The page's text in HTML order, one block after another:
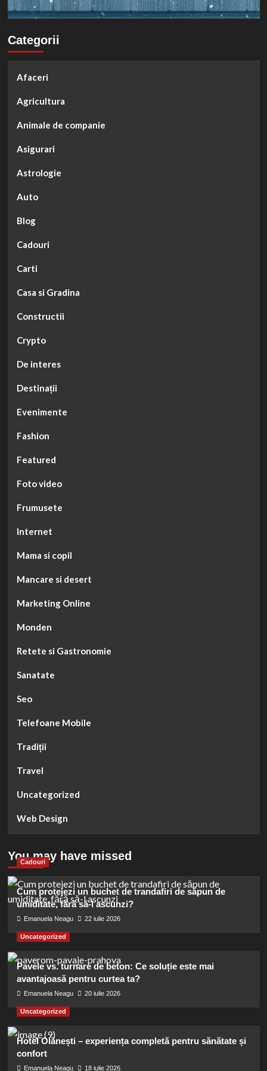
Categorii
Afaceri
Agricultura
Animale de companie
Asigurari
Astrologie
Auto
Blog
Cadouri
Carti
Casa si Gradina
Constructii
Crypto
De interes
Destinații
Evenimente
Fashion
Featured
Foto video
Frumusete
Internet
Mama si copil
Mancare si desert
Marketing Online
Monden
Retete si Gastronomie
Sanatate
Seo
Telefoane Mobile
Tradiții
Travel
Uncategorized
Web Design
You may have missed
Cadouri
Cum protejezi un buchet de trandafiri de săpun de
umiditate, fără să-l ascunzi?
Emanuela Neagu 22 iulie 2026
Uncategorized
Pavele vs. turnare de beton: Ce soluție este mai
avantajoasă pentru curtea ta?
Emanuela Neagu 20 iulie 2026
Uncategorized
Hotel Olănești – experiența completă pentru sănătate și
confort
Emanuela Neagu 18 iulie 2026